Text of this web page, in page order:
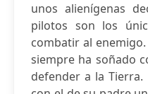
unos alienígenas
pilotos son los
combatir al
siempre ha soñado
defender a la